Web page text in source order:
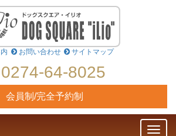
お問い合わせ サイトマップ
0274-64-8025
会員制/完全予約制